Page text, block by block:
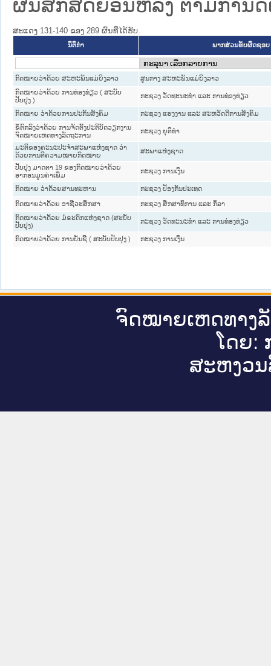
ຜົນສັກສິດຍ້ອນຫລັງ ຕາມກໍານົດ
ສະແດງ 131-140 ຂອງ 289 ຜົນທີ່ໄດ້ຮັບ.
ນິຕິກໍາ ພາກສ່ວນຮັບຜິດຊອບ
ກົດໝາຍວ່າດ້ວຍ ສະຫະພັນແມ່ຍິງລາວ
ສູນກາງ ສະຫະພັນແມ່ຍິງລາວ
ກົດໝາຍວ່າດ້ວຍ ການທ່ອງທ່ຽວ ( ສະບັບ
ປັບປຸງ )
ກະຊວງ ວັດທະນະທຳ ແລະ ການທ່ອງທ່ຽວ
ກົດໝາຍ ວ່າດ້ວຍການປະກັນສັງຄົມ
ກະຊວງ ແຮງງານ ແລະ ສະຫວັດດີການສັງຄົມ
ຂໍ້​ຕົກ​ລົງວ່າ​ດ້ວຍ ການຈັດຕັ້ງປະຕິບັດວຽກງານ
ຈົດໝາຍເຫດທາງລັດຖະການ
ກະຊວງ ຍຸຕິທໍາ
ມະຕິຂອງຄະນະປະຈຳສະພາແຫ່ງຊາດ ວ່າ
ດ້ວຍການຕີຄວາມໝາຍກົດໝາຍ
ສະພາແຫ່ງຊາດ
ປັບປຸງ ມາດຕາ 19 ຂອງກົດໝາຍວ່າດ້ວຍ
ອາກອນມູນຄ່າເພີ່ມ
ກະຊວງ ການເງິນ
ກົດໝາຍ ວ່າດ້ວຍສານທະຫານ ກະຊວງ ປ້ອງກັນປະເທດ
ກົດໝາຍວ່າດ້ວຍ ອາຊີວະສຶກສາ
ກະຊວງ ສຶກສາທິການ ແລະ ກິລາ
ກົດໝາຍວ່າດ້ວຍ ມໍຣະດົກແຫ່ງຊາດ (ສະບັບ
ປັບປຸງ)
ກະຊວງ ວັດທະນະທຳ ແລະ ການທ່ອງທ່ຽວ
ກົດໝາຍວ່າດ້ວຍ ການບັນຊີ ( ສະບັບປັບປຸງ ) ກະຊວງ ການເງິນ
ຈົດ​ໝາຍ​ເຫດ​ທາງ​
ໂດຍ:
ສະ​ຫງວນ​